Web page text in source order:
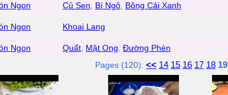
Ngon Củ Sen Bí Ngô Bông Cải Xanh
Ngon Khoai Lang
Ngon Quất Mật Ong Đường Phèn
Pages (120): << 14 15 16 17 18 19